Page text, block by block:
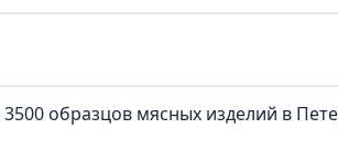
образцов мясных изделий в